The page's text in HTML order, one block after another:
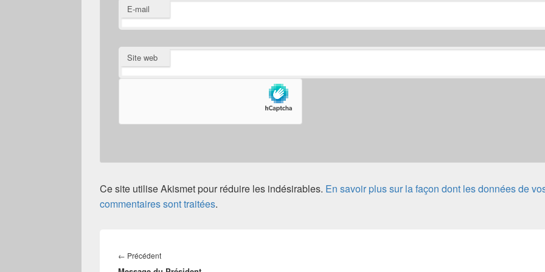
E-mail
Site web
Ce site utilise Akismet pour réduire les indésirables. En savoir plus sur la façon dont les données de
commentaires sont traitées.
de
l’article
← PrécédentArticle